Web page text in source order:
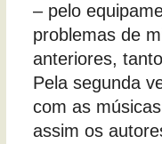
– pelo
problemas de
anteriores,
Pela segunda
com as
assim os